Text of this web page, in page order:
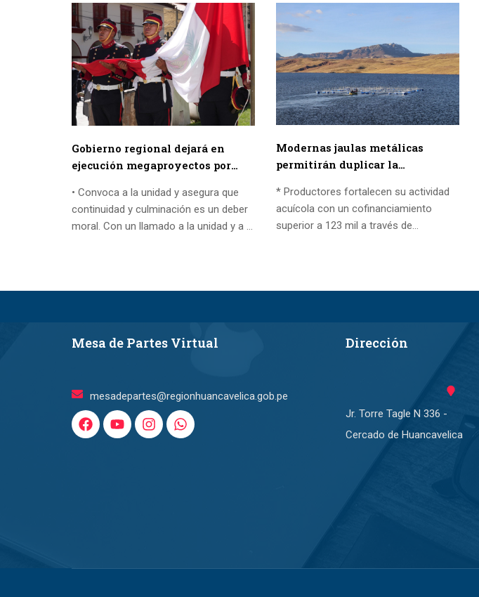
Gobierno regional dejará en
ejecución megaproyectos por
próxima gestión termine
• Convoca a la unidad y asegura que
continuidad y culminación es un deber
moral. Con un llamado a la unidad y a la
Modernas jaulas metálicas
permitirán duplicar la
Choclococha
* Productores fortalecen su actividad
acuícola con un cofinanciamiento
superior a 123 mil a través de
Mesa de Partes Virtual
mesadepartes@regionhuancavelica.gob.pe
Dirección
Jr. Torre Tagle N 336 -
Cercado de Huancavelica